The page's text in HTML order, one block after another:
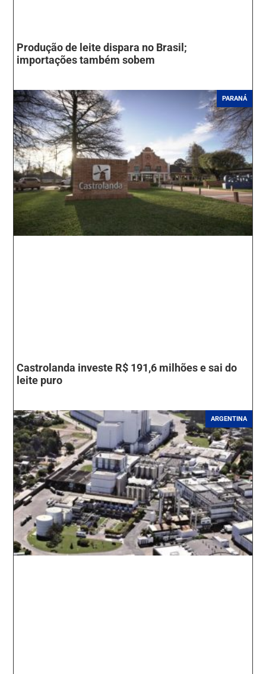
Produção de leite dispara no Brasil;
importações também sobem
PARANÁ
Castrolanda investe R$ 191,6 milhões e sai do
leite puro
ARGENTINA